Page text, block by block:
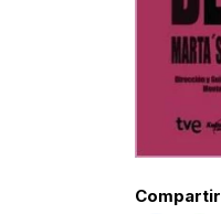
Compartir